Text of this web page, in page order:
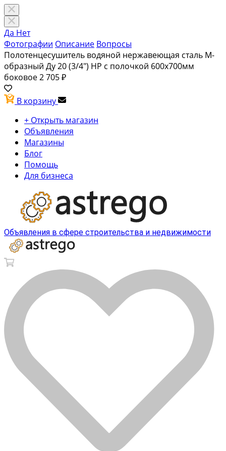
Да Нет
Фотографии Описание Вопросы
Полотенцесушитель водяной нержавеющая сталь М-
образный Ду 20 (3/4") НР с полочкой 600х700мм
боковое2 705 ₽
В корзину
+ Открыть магазин
Объявления
Магазины
Блог
Помощь
Для бизнеса
Объявления в сфере строительства и недвижимости